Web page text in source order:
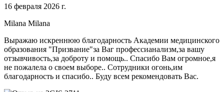
16 февраля 2026 г.
Milana Milana
Выражаю искреннюю благодарность Академии медицинского
образования "Призвание"за Ваг профессианализм,за вашу
отзывчивость,за доброту и помощь.. Спасибо Вам огромное,я
не пожалела о своем выборе.. Сотрудники огонь,им
благодарность и спасибо.. Буду всем рекомендовать Вас.